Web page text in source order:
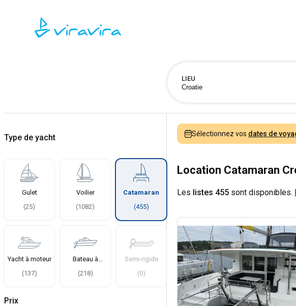
LIEU
Type de yacht
Gulet
(25)
Voilier
(1082)
Catamaran
(455)
Yacht à moteur
(137)
Bateau à
(218)
Semi-rigide
(0)
Prix
Sélectionnez vos dates de
Location Catamaran
Les listes 455 sont disponibles.